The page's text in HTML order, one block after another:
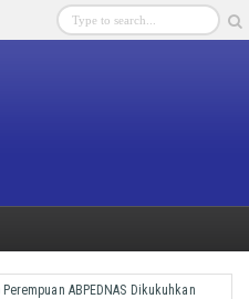
ABPEDNAS Dikukuhkan